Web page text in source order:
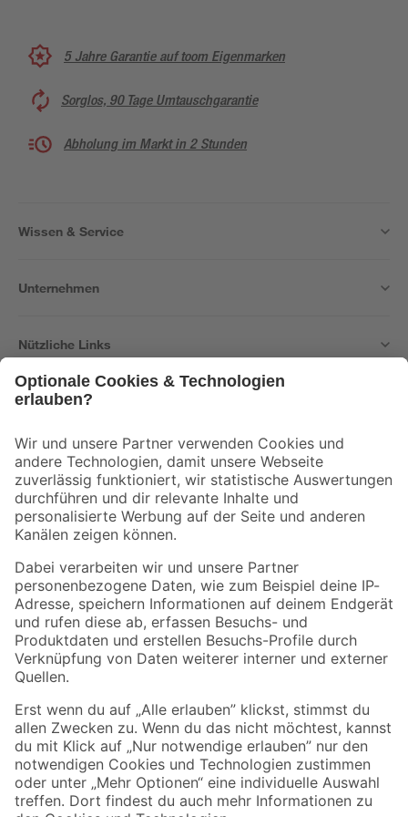
5 Jahre Garantie auf toom Eigenmarken
Sorglos, 90 Tage Umtauschgarantie
Abholung im Markt in 2 Stunden
Wissen & Service
Unternehmen
Nützliche Links
Der toom Newsletter: Keine Angebote und Aktionen mehr verpassen!
Zur Newsletter Anmeldung
Folge uns
Zahlungsarten Versandarten
Sicher einkaufen
Jetzt die toom-App herunterladen